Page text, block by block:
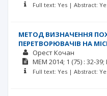
Full text: Yes | Abstract:
МЕТОД ВИЗНАЧЕННЯ
ПЕРЕТВОРЮВАЧІВ НА
Орест Кочан
MEM 2014; 1 (75) : 32-39;
Full text: Yes | Abstract: